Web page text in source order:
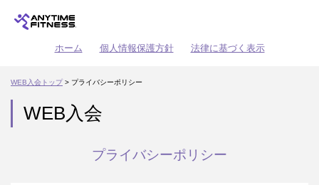
ホーム 個人情報保護方針 法律に基づく表示
WEB入会トップ> プライバシーポリシー
WEB入会
プライバシーポリシー